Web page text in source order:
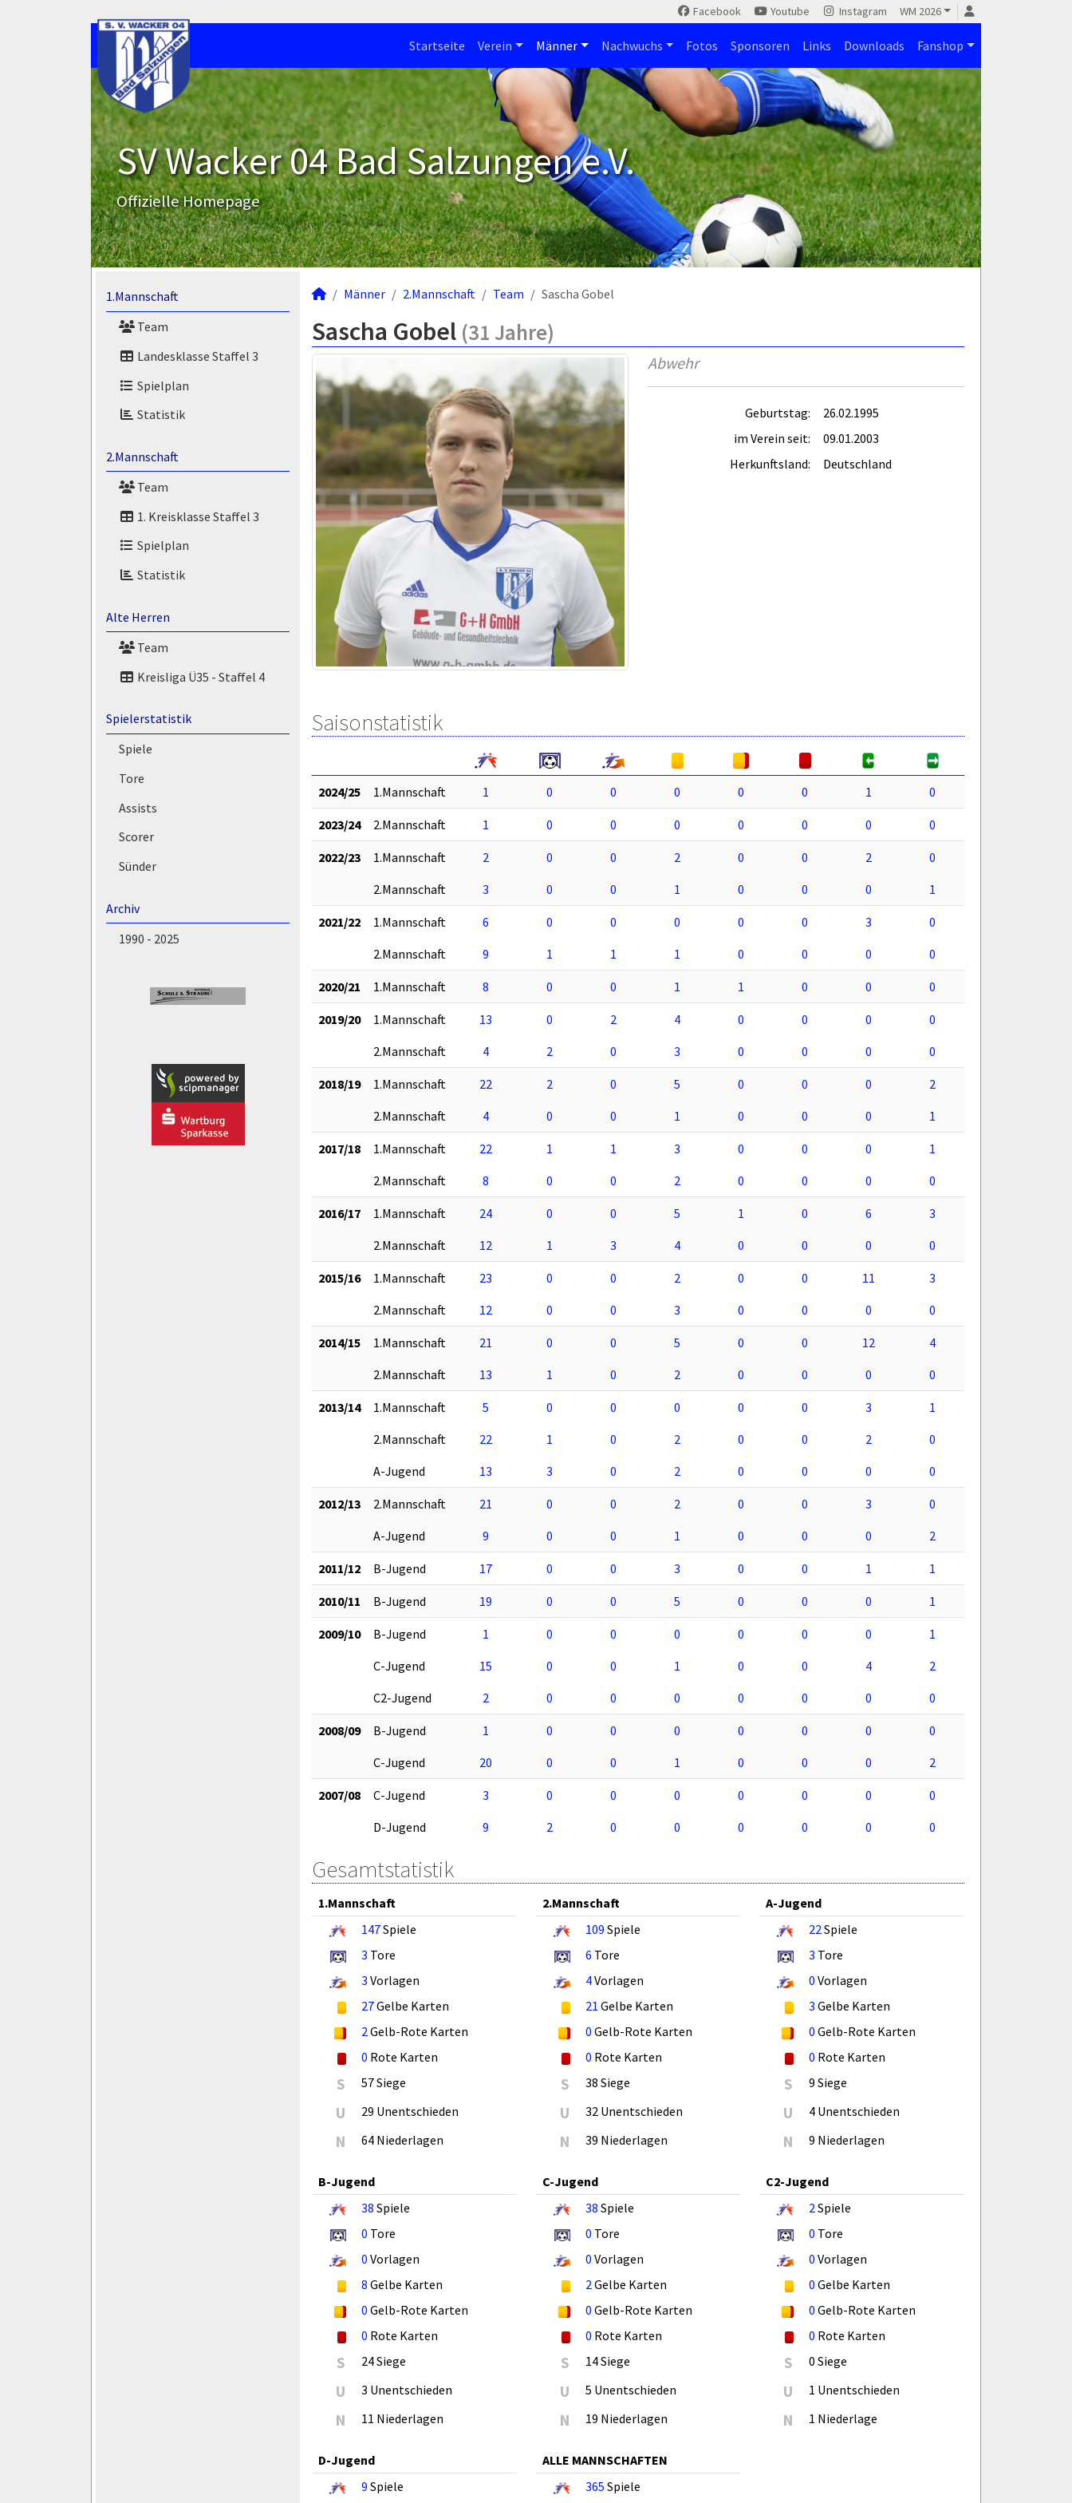
Facebook Youtube Instagram WM 2026
Startseite Verein Männer Nachwuchs Fotos Sponsoren Links Downloads Fanshop
SV Wacker 04 Bad Salzungen e.V.
Offizielle Homepage
1.Mannschaft
Team
Landesklasse Staffel 3
Spielplan
Statistik
2.Mannschaft
Team
1. Kreisklasse Staffel 3
Spielplan
Statistik
Alte Herren
Team
Kreisliga Ü35 - Staffel 4
Spielerstatistik
Spiele
Tore
Assists
Scorer
Sünder
Archiv
1990 - 2025
Männer 2.Mannschaft Team Sascha Gobel
Sascha Gobel (31 Jahre)
Abwehr
Geburtstag:
26.02.1995
im Verein seit:
09.01.2003
Herkunftsland:
Deutschland
Saisonstatistik
2024/25 1.Mannschaft 1 0 0 0 0 0 1 0
2023/24 2.Mannschaft 1 0 0 0 0 0 0 0
2022/23 1.Mannschaft 2 0 0 2 0 0 2
0
2.Mannschaft
3 0 0 1 0 0 0 1
2021/22 1.Mannschaft 6 0 0 0 0 0 3
0
2.Mannschaft
9 1 1 1 0 0 0 0
2020/21 1.Mannschaft 8 0 0 1 1 0 0 0
2019/20 1.Mannschaft 13 0 2 4 0 0 0
0
2.Mannschaft
4 2 0 3 0 0 0 0
2018/19 1.Mannschaft 22 2 0 5 0 0 0
2
2.Mannschaft
4 0 0 1 0 0 0 1
2017/18 1.Mannschaft 22 1 1 3 0 0 0
1
2.Mannschaft
8 0 0 2 0 0 0 0
2016/17 1.Mannschaft 24 0 0 5 1 0 6
3
2.Mannschaft
12 1 3 4 0 0 0 0
2015/16 1.Mannschaft 23 0 0 2 0 0 11
3
2.Mannschaft
12 0 0 3 0 0 0 0
2014/15 1.Mannschaft 21 0 0 5 0 0 12
4
2.Mannschaft
13 1 0 2 0 0 0 0
2013/14 1.Mannschaft 5 0 0 0 0 0 3
1
2.Mannschaft
22 1 0 2 0 0 2
0
A-Jugend
13 3 0 2 0 0 0 0
2012/13 2.Mannschaft 21 0 0 2 0 0 3
0
A-Jugend
9 0 0 1 0 0 0 2
2011/12 B-Jugend 17 0 0 3 0 0 1 1
2010/11 B-Jugend 19 0 0 5 0 0 0 1
2009/10 B-Jugend 1 0 0 0 0 0 0
1
C-Jugend
15 0 0 1 0 0 4
2
C2-Jugend
2 0 0 0 0 0 0 0
2008/09 B-Jugend 1 0 0 0 0 0 0
0
C-Jugend
20 0 0 1 0 0 0 2
2007/08 C-Jugend 3 0 0 0 0 0 0
0
D-Jugend
9 2 0 0 0 0 0 0
Gesamtstatistik
1.Mannschaft
147Spiele
3 Tore
3 Vorlagen
27Gelbe Karten
2Gelb-Rote Karten
0 Rote Karten
S 57 Siege
U 29 Unentschieden
N 64 Niederlagen
2.Mannschaft
109 Spiele
6 Tore
4Vorlagen
21 Gelbe Karten
0 Gelb-Rote Karten
0 Rote Karten
S 38 Siege
U 32 Unentschieden
N 39 Niederlagen
A-Jugend
22Spiele
3 Tore
0 Vorlagen
3 Gelbe Karten
0 Gelb-Rote Karten
0 Rote Karten
S 9 Siege
U 4 Unentschieden
N 9 Niederlagen
B-Jugend
38 Spiele
0 Tore
0 Vorlagen
8 Gelbe Karten
0 Gelb-Rote Karten
0 Rote Karten
S 24 Siege
U 3 Unentschieden
N 11 Niederlagen
C-Jugend
38 Spiele
0 Tore
0 Vorlagen
2Gelbe Karten
0 Gelb-Rote Karten
0 Rote Karten
S 14 Siege
U 5 Unentschieden
N 19 Niederlagen
C2-Jugend
2Spiele
0 Tore
0 Vorlagen
0 Gelbe Karten
0 Gelb-Rote Karten
0 Rote Karten
S 0 Siege
U 1 Unentschieden
N 1 Niederlage
D-Jugend
9 Spiele
ALLE MANNSCHAFTEN
365 Spiele